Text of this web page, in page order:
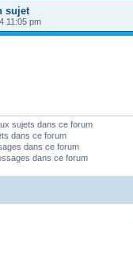
sujet
11:05 pm
sujets dans ce forum
dans ce forum
dans ce forum
dans ce forum